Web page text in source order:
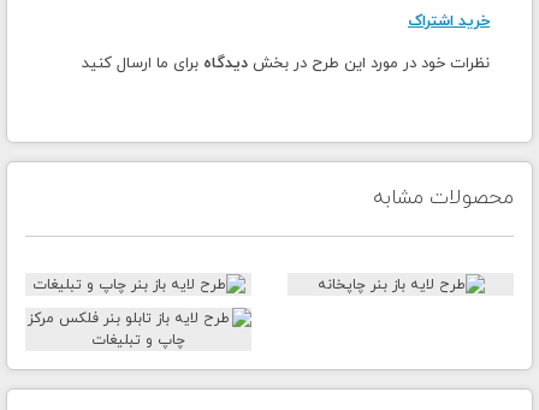
خرید اشتراک
نظرات خود در مورد این طرح در بخش دیدگاه برای ما ارسال کنید
محصولات مشابه